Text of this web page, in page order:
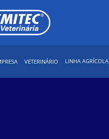
VETERINÁRIO LINHA AGRÍCOLA